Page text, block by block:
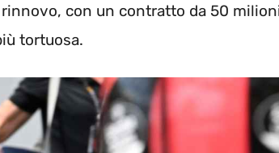
con un contratto da 50
tortuosa.